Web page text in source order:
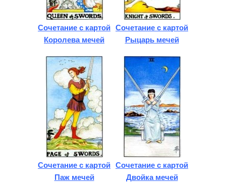
Сочетание с картой
Королева мечей
Сочетание с картой
Рыцарь мечей
Сочетание с картой
Паж мечей
Сочетание с картой
Двойка мечей